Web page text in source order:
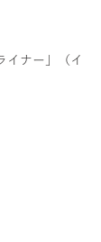
ナー」（イ